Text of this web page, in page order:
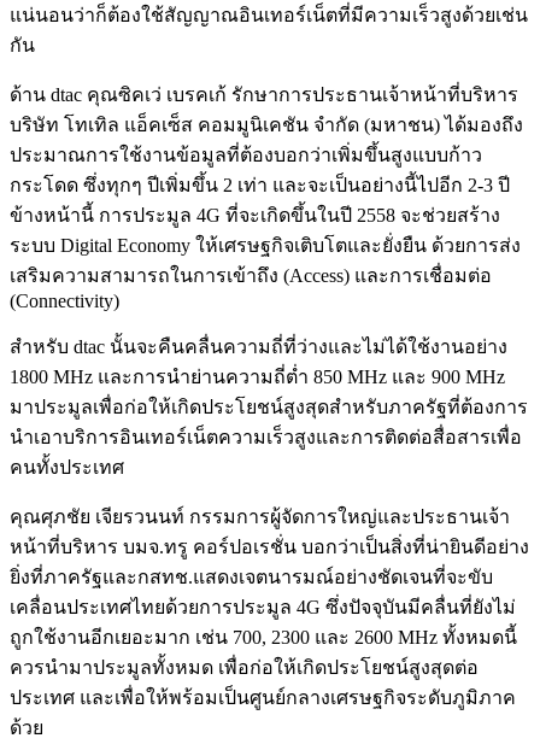
แน่นอนว่าก็ต้องใช้สัญญาณอินเทอร์เน็ตที่มีความเร็วสูงด้วยเช่น
กัน
ด้าน dtac คุณซิคเว่ เบรคเก้ รักษาการประธานเจ้าหน้าที่บริหาร
บริษัท โทเทิล แอ็คเซ็ส คอมมูนิเคชัน จำกัด (มหาชน) ได้มองถึง
ประมาณการใช้งานข้อมูลที่ต้องบอกว่าเพิ่มขึ้นสูงแบบก้าว
กระโดด ซึ่งทุกๆ ปีเพิ่มขึ้น 2 เท่า และจะเป็นอย่างนี้ไปอีก 2-3 ปี
ข้างหน้านี้ การประมูล 4G ที่จะเกิดขึ้นในปี 2558 จะช่วยสร้าง
ระบบ Digital Economy ให้เศรษฐกิจเติบโตและยั่งยืน ด้วยการส่ง
เสริมความสามารถในการเข้าถึง (Access) และการเชื่อมต่อ
(Connectivity)
สำหรับ dtac นั้นจะคืนคลื่นความถี่ที่ว่างและไม่ได้ใช้งานอย่าง
1800 MHz และการนำย่านความถี่ต่ำ 850 MHz และ 900 MHz
มาประมูลเพื่อก่อให้เกิดประโยชน์สูงสุดสำหรับภาครัฐที่ต้องการ
นำเอาบริการอินเทอร์เน็ตความเร็วสูงและการติดต่อสื่อสารเพื่อ
คนทั้งประเทศ
คุณศุภชัย เจียรวนนท์ กรรมการผู้จัดการใหญ่และประธานเจ้า
หน้าที่บริหาร บมจ.ทรู คอร์ปอเรชั่น บอกว่าเป็นสิ่งที่น่ายินดีอย่าง
ยิ่งที่ภาครัฐและกสทช.แสดงเจตนารมณ์อย่างชัดเจนที่จะขับ
เคลื่อนประเทศไทยด้วยการประมูล 4G ซึ่งปัจจุบันมีคลื่นที่ยังไม่
ถูกใช้งานอีกเยอะมาก เช่น 700, 2300 และ 2600 MHz ทั้งหมดนี้
ควรนำมาประมูลทั้งหมด เพื่อก่อให้เกิดประโยชน์สูงสุดต่อ
ประเทศ และเพื่อให้พร้อมเป็นศูนย์กลางเศรษฐกิจระดับภูมิภาค
ด้วย